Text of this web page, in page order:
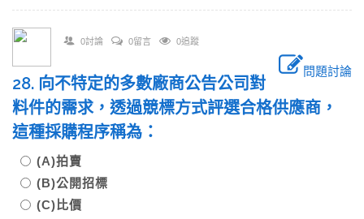
0討論 0留言 0追蹤
問題討論
28. 向不特定的多數廠商公告公司對
料件的需求，透過競標方式評選合格供應商，
這種採購程序稱為：
(A)拍賣
(B)公開招標
(C)比價